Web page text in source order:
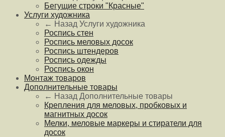
Бегущие строки "Красные"
Услуги художника
← Назад Услуги художника
Роспись стен
Роспись меловых досок
Роспись штендеров
Роспись одежды
Роспись окон
Монтаж товаров
Дополнительные товары
← Назад Дополнительные товары
Крепления для меловых, пробковых и
магнитных досок
Мелки, меловые маркеры и стиратели для
досок